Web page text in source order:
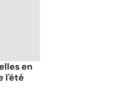
en
l'été